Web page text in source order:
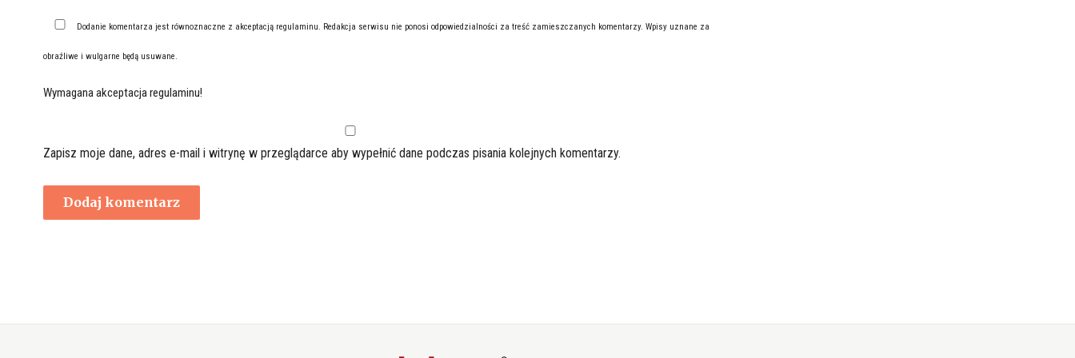
Dodanie komentarza jest równoznaczne z akceptacją regulaminu. Redakcja serwisu nie ponosi odpowiedzialności za treść zamieszczanych komentarzy. Wpisy uznane za
obraźliwe i wulgarne będą usuwane.
Wymagana akceptacja regulaminu!
Zapisz moje dane, adres e-mail i witrynę w przeglądarce aby wypełnić dane podczas pisania kolejnych komentarzy.